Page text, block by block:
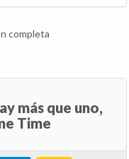
completa
más que uno,
Time